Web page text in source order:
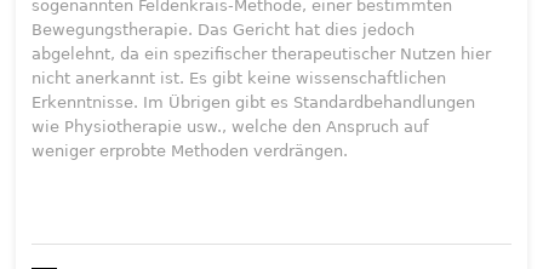
sogenannten Feldenkrais-Methode, einer bestimmten
Bewegungstherapie. Das Gericht hat dies jedoch
abgelehnt, da ein spezifischer therapeutischer Nutzen hier
nicht anerkannt ist. Es gibt keine wissenschaftlichen
Erkenntnisse. Im Übrigen gibt es Standardbehandlungen
wie Physiotherapie usw., welche den Anspruch auf
weniger erprobte Methoden verdrängen.